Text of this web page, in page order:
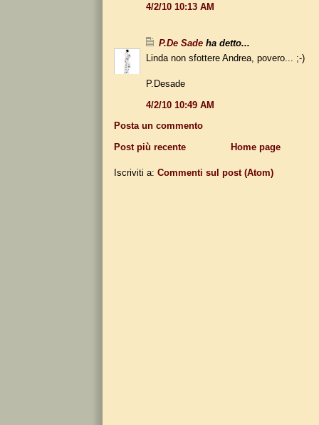
4/2/10 10:13 AM
P.De Sade ha detto...
Linda non sfottere Andrea, povero... ;-)
P.Desade
4/2/10 10:49 AM
Posta un commento
Post più recente
Home page
Iscriviti a: Commenti sul post (Atom)